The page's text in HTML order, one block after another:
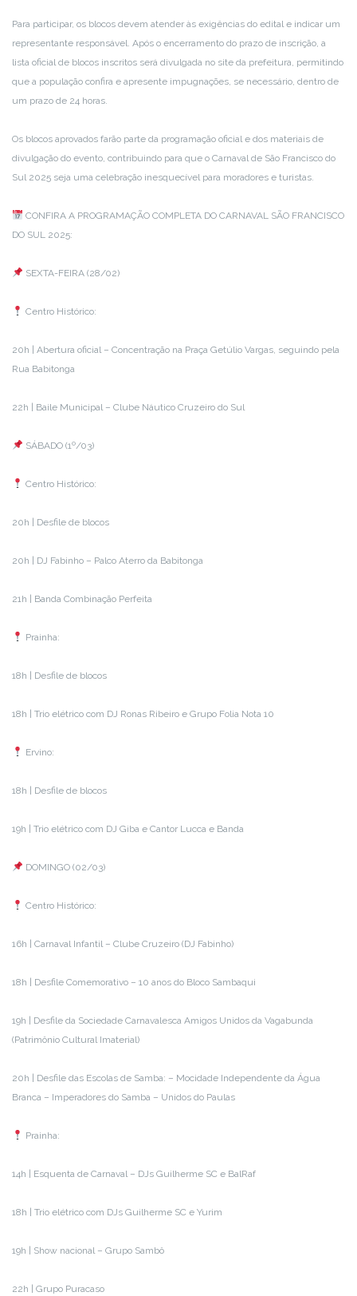
Para participar, os blocos devem atender às exigências do edital e indicar um
representante responsável. Após o encerramento do prazo de inscrição, a
lista oficial de blocos inscritos será divulgada no site da prefeitura, permitindo
que a população confira e apresente impugnações, se necessário, dentro de
um prazo de 24 horas.
Os blocos aprovados farão parte da programação oficial e dos materiais de
divulgação do evento, contribuindo para que o Carnaval de São Francisco do
Sul 2025 seja uma celebração inesquecível para moradores e turistas.
CONFIRA A PROGRAMAÇÃO COMPLETA DO CARNAVAL SÃO FRANCISCO
DO SUL 2025:
SEXTA-FEIRA (28/02)
Centro Histórico:
20h | Abertura oficial – Concentração na Praça Getúlio Vargas, seguindo pela
Rua Babitonga
22h | Baile Municipal – Clube Náutico Cruzeiro do Sul
SÁBADO (1º/03)
Centro Histórico:
20h | Desfile de blocos
20h | DJ Fabinho – Palco Aterro da Babitonga
21h | Banda Combinação Perfeita
Prainha:
18h | Desfile de blocos
18h | Trio elétrico com DJ Ronas Ribeiro e Grupo Folia Nota 10
Ervino:
18h | Desfile de blocos
19h | Trio elétrico com DJ Giba e Cantor Lucca e Banda
DOMINGO (02/03)
Centro Histórico:
16h | Carnaval Infantil – Clube Cruzeiro (DJ Fabinho)
18h | Desfile Comemorativo – 10 anos do Bloco Sambaqui
19h | Desfile da Sociedade Carnavalesca Amigos Unidos da Vagabunda
(Patrimônio Cultural Imaterial)
20h | Desfile das Escolas de Samba: – Mocidade Independente da Água
Branca – Imperadores do Samba – Unidos do Paulas
Prainha:
14h | Esquenta de Carnaval – DJs Guilherme SC e BalRaf
18h | Trio elétrico com DJs Guilherme SC e Yurim
19h | Show nacional – Grupo Sambô
22h | Grupo Puracaso